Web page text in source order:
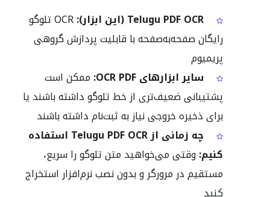
Telugu PDF OCR (این ابزار):
OCR تلوگو
رایگان صفحه‌به‌صفحه با قابلیت پردازش گروهی
پریمیوم
سایر ابزارهای OCR PDF:
ممکن است
پشتیبانی ضعیف‌تری از خط تلوگو داشته باشند یا
برای ذخیره خروجی نیاز به ثبت‌نام داشته باشند
چه زمانی از Telugu PDF OCR استفاده
کنیم: وقتی می‌خواهید متن تلوگو را سریع،
مستقیم در مرورگر و بدون نصب نرم‌افزار استخراج
کنید